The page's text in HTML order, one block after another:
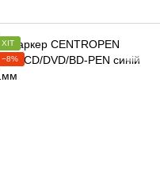
ХІТ
−8%